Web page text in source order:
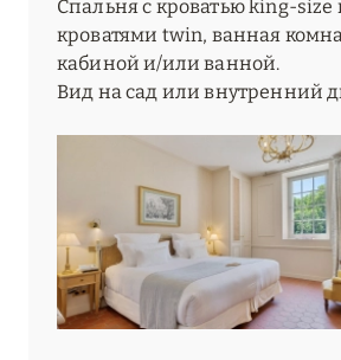
Спальня с кроватью king-size
кроватями twin, ванная
кабиной и/или ванной.
Вид на сад или внутренний